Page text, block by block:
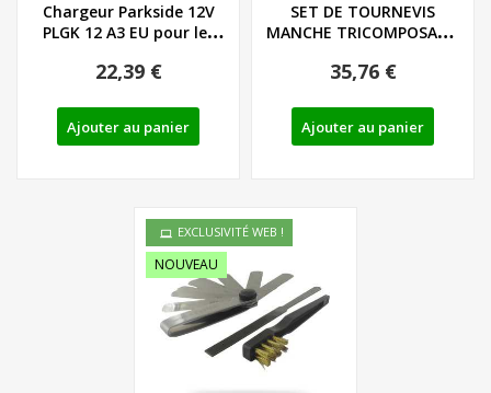
Chargeur Parkside 12V
PLGK 12 A3 EU pour les
22,39 €
Ajouter au panier
SET DE TOURNEVIS
MANCHE TRICOMPOSANT
35,76 €
Ajouter au panier
EXCLUSIVITÉ WEB !
NOUVEAU